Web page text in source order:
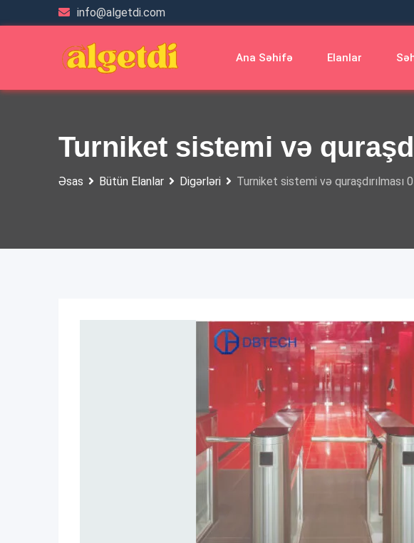
to
info@algetdi.com
Ana Səhifə Elanlar
Turniket sistemi və
Əsas Bütün Elanlar Digərləri Turniket sistemi və quraşdırılması